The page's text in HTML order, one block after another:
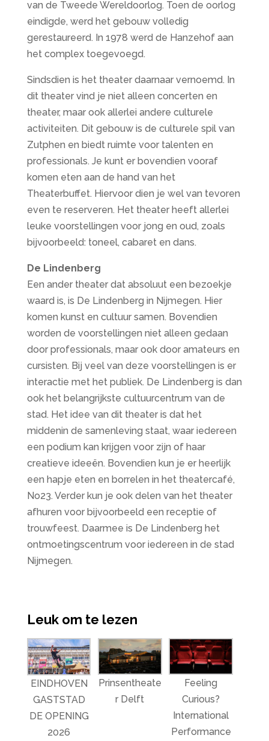
van de Tweede Wereldoorlog. Toen de oorlog
eindigde, werd het gebouw volledig
gerestaureerd. In 1978 werd de Hanzehof aan
het complex toegevoegd.
Sindsdien is het theater daarnaar vernoemd. In
dit theater vind je niet alleen concerten en
theater, maar ook allerlei andere culturele
activiteiten. Dit gebouw is de culturele spil van
Zutphen en biedt ruimte voor talenten en
professionals. Je kunt er bovendien vooraf
komen eten aan de hand van het
Theaterbuffet. Hiervoor dien je wel van tevoren
even te reserveren. Het theater heeft allerlei
leuke voorstellingen voor jong en oud, zoals
bijvoorbeeld: toneel, cabaret en dans.
De Lindenberg
Een ander theater dat absoluut een bezoekje
waard is, is De Lindenberg in Nijmegen. Hier
komen kunst en cultuur samen. Bovendien
worden de voorstellingen niet alleen gedaan
door professionals, maar ook door amateurs en
cursisten. Bij veel van deze voorstellingen is er
interactie met het publiek. De Lindenberg is dan
ook het belangrijkste cultuurcentrum van de
stad. Het idee van dit theater is dat het
middenin de samenleving staat, waar iedereen
een podium kan krijgen voor zijn of haar
creatieve ideeën. Bovendien kun je er heerlijk
een hapje eten en borrelen in het theatercafé,
No23. Verder kun je ook delen van het theater
afhuren voor bijvoorbeeld een receptie of
trouwfeest. Daarmee is De Lindenberg het
ontmoetingscentrum voor iedereen in de stad
Nijmegen.
Leuk om te lezen
EINDHOVEN
GASTSTAD
DE OPENING
2026
Prinsentheate
r Delft
Feeling
Curious?
International
Performance